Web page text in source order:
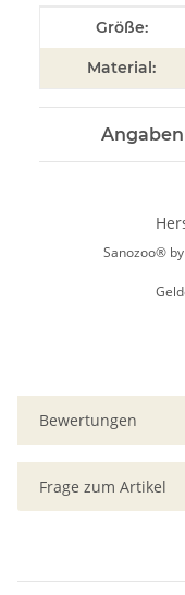
Größe:
Material:
Sanozoo®
Bewertungen
Frage zum Artikel